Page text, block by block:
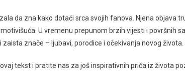
da zna kako dotaći srca svojih fanova. Njena objava
U vremenu prepunom brzih vijesti i površnih
znače – ljubavi, porodice i očekivanja novog života.
tekst i pratite nas za još inspirativnih priča iz života